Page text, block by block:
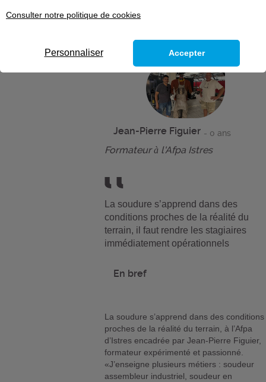
Jean-Pierre Figuier - 0 ans
Formateur à l'Afpa Istres
La soudure s’apprend dans des
conditions proches de la réalité du
terrain, il faut rendre les stagiaires
immédiatement opérationnels
En bref
La soudure s’apprend dans des conditions
proches de la réalité du terrain, à l’Afpa
d’Istres encadrée par Jean-Pierre Figuier,
formateur expérimenté et passionné.
«J’enseigne plusieurs métiers : soudeur
assembleur industriel, soudeur en
Consulter notre politique de cookies
Personnaliser Accepter